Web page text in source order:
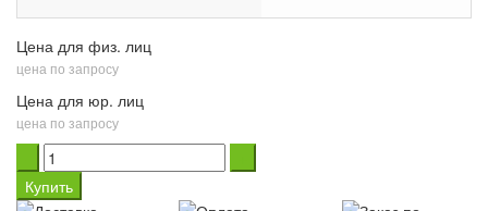
Цена для физ. лиц
цена по запросу
Цена для юр. лиц
цена по запросу
Купить